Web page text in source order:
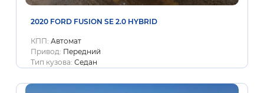
2020 FORD FUSION SE 2.0 HYBRID
КПП: Автомат
Привод: Передний
Тип кузова: Седан